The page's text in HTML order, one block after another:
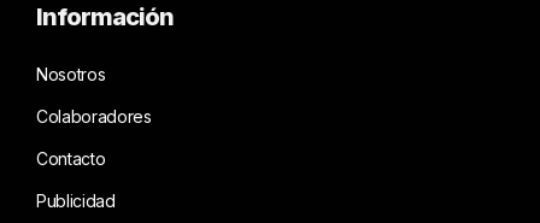
Información
Nosotros
Colaboradores
Contacto
Publicidad